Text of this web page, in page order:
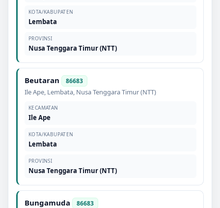
KOTA/KABUPATEN
Lembata
PROVINSI
Nusa Tenggara Timur (NTT)
Beutaran 86683
Ile Ape, Lembata, Nusa Tenggara Timur (NTT)
KECAMATAN
Ile Ape
KOTA/KABUPATEN
Lembata
PROVINSI
Nusa Tenggara Timur (NTT)
Bungamuda 86683